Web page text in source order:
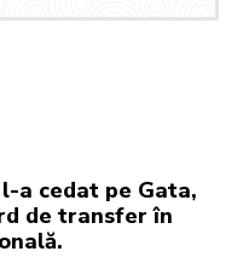
a cedat pe Gata,
de transfer în